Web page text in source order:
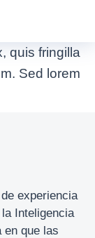
quis fringilla
Sed lorem
experiencia
Inteligencia
en que las